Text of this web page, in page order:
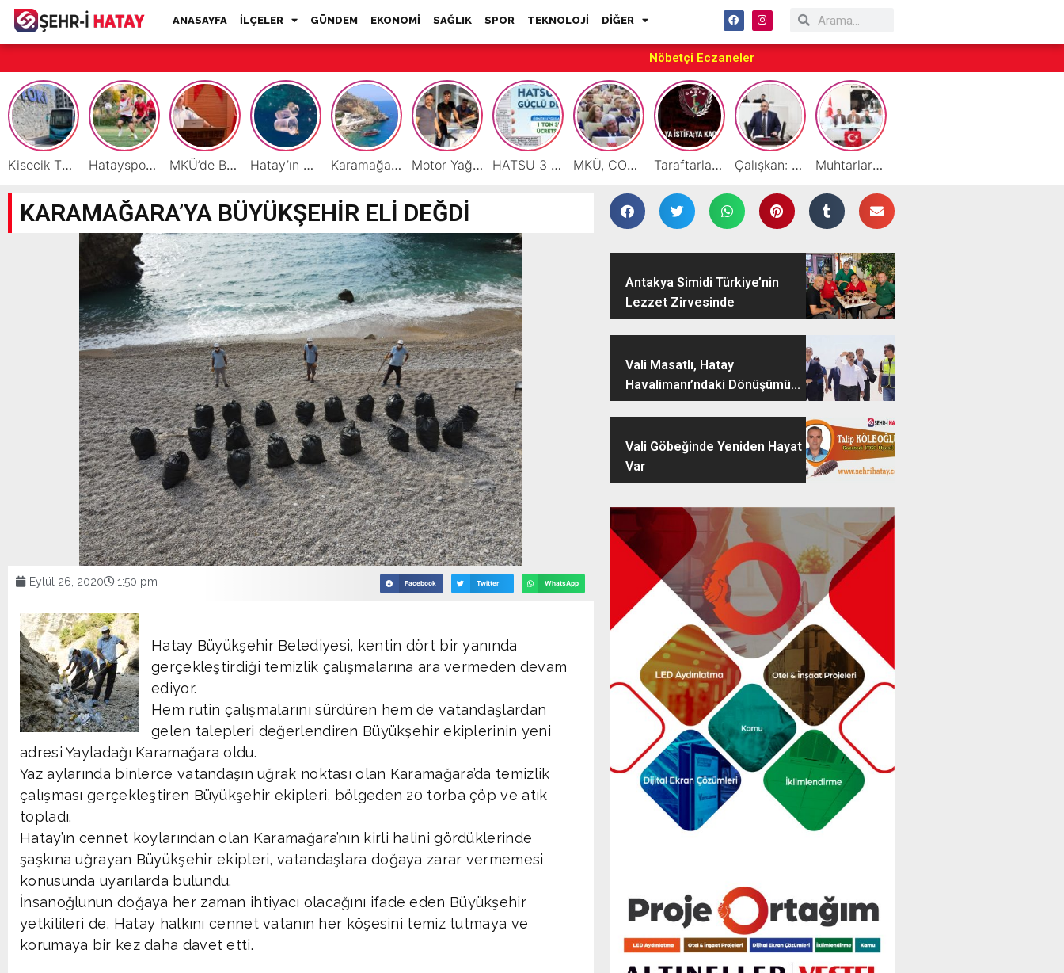
ANASAYFA İLÇELER GÜNDEM EKONOMİ SAĞLIK SPOR TEKNOLOJİ DİĞER
Nöbetçi Eczaneler
Kisecik TOKİ’lere Toplu Ulaşım Hizmeti Başladı Hatayspor’daki büyük kriz gençler için büyük bir fırsat MKÜ’de BAP ve TÜBİTAK 1001 Projeleri Masaya Yatırıldı Hatay’ın Deniz ve Sahillerini Kirleten Tesislere Ceza Yağdı! Karamağara Koyu Doğu Akdeniz’in Turizm Yıldızı Oluyor Motor Yağı ve Aküde Güvenilir Hizmet Antakya’da Başladı HATSU 3 İlçede Ağustos Ayı Faturalarında Bir Ton Suyu Ücretsiz Tanımladı MKÜ, COP31 Hazırlık Sürecinde Bilim Diplomasisine Katkı Sunacak Taraftarlar Sessizlik değil ÇÖZÜM istiyor Çalışkan: “Gazze Elden Gidiyor, Garantörler Daha Ne Bekliyor?” Muhtarlardan HATSO’ya Ziyaret
KARAMAĞARA’YA BÜYÜKŞEHİR ELİ DEĞDİ
Eylül 26, 2020 1:50 pm Facebook Twitter WhatsApp
Hatay Büyükşehir Belediyesi, kentin dört bir yanında
gerçekleştirdiği temizlik çalışmalarına ara vermeden devam
ediyor.
Hem rutin çalışmalarını sürdüren hem de vatandaşlardan
gelen talepleri değerlendiren Büyükşehir ekiplerinin yeni
adresi Yayladağı Karamağara oldu.
Yaz aylarında binlerce vatandaşın uğrak noktası olan Karamağara’da temizlik
çalışması gerçekleştiren Büyükşehir ekipleri, bölgeden 20 torba çöp ve atık
topladı.
Hatay’ın cennet koylarından olan Karamağara’nın kirli halini gördüklerinde
şaşkına uğrayan Büyükşehir ekipleri, vatandaşlara doğaya zarar vermemesi
konusunda uyarılarda bulundu.
İnsanoğlunun doğaya her zaman ihtiyacı olacağını ifade eden Büyükşehir
yetkilileri de, Hatay halkını cennet vatanın her köşesini temiz tutmaya ve
korumaya bir kez daha davet etti.
Antakya Simidi Türkiye’nin
Lezzet Zirvesinde
Vali Masatlı, Hatay
Havalimanı’ndaki Dönüşümü...
Vali Göbeğinde Yeniden Hayat
Var